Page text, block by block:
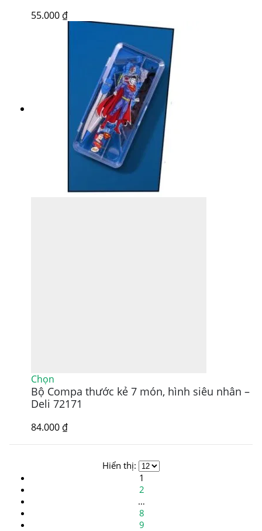
55.000 ₫
ChọnSản
phẩm
này
nhiều
thể.
Bộ Compa thước kẻ 7 món, hình siêu nhân –
Deli 72171
84.000 ₫
Hiển thị:
1
2
…
8
9